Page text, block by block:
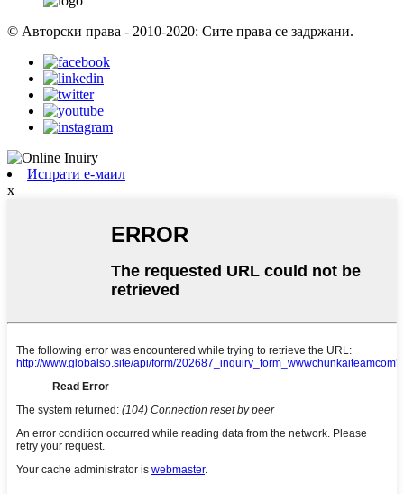
© Авторски права - 2010-2020: Сите права се задржани.
Испрати е-маил
x